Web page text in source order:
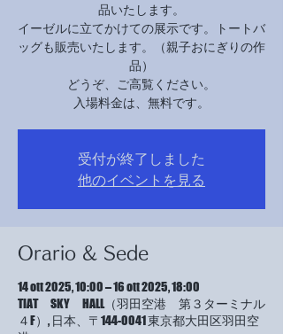
品いたします。
イーゼルに立てかけての展示です。トートバ
ッグも販売いたします。（親子おにぎりの作
品）
どうぞ、ご高覧ください。
受付が終了しました
他のイベントを見る
Orario & Sede
14 ott 2025, 10:00 – 16 ott 2025, 18:00
TIAT SKY HALL（羽田空港 第３ターミナル
４F）, 日本、〒144-0041 東京都大田区羽田空